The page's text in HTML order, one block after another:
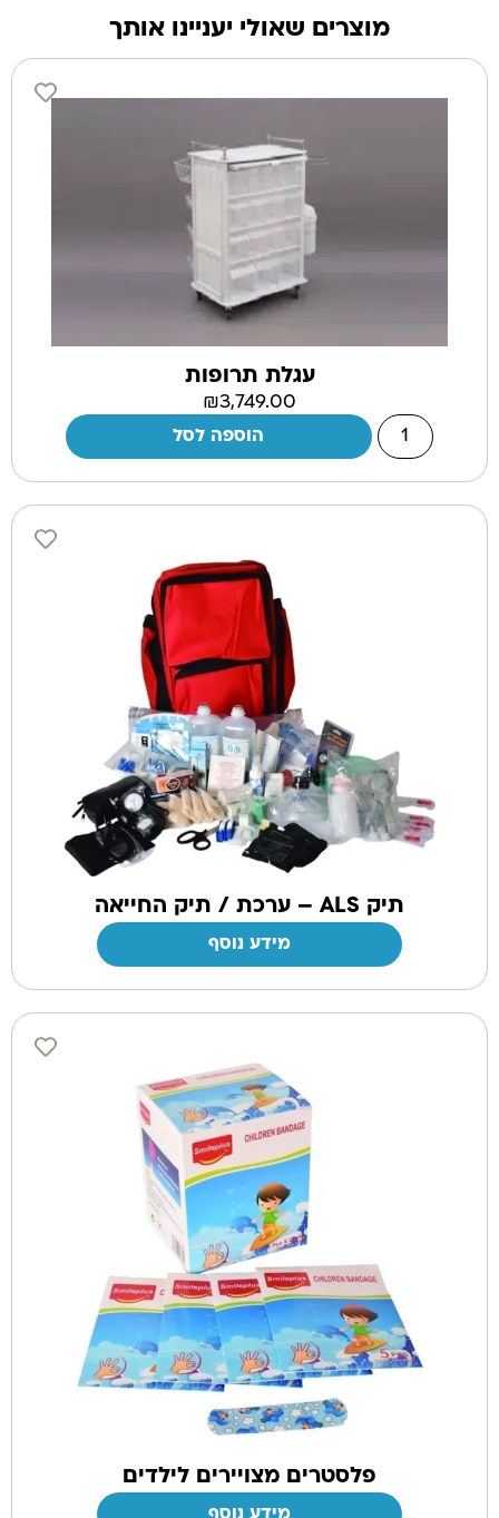
מוצרים שאולי יעניינו אותך
עגלת תרופות
₪3,749.00
הוספה לסל
תיק ALS – ערכת / תיק החייאה
מידע נוסף
פלסטרים מצויירים לילדים